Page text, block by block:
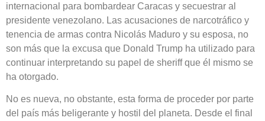
internacional para bombardear Caracas y secuestrar al
presidente venezolano. Las acusaciones de narcotráfico y
tenencia de armas contra Nicolás Maduro y su esposa, no
son más que la excusa que Donald Trump ha utilizado para
continuar interpretando su papel de sheriff que él mismo se
ha otorgado.
No es nueva, no obstante, esta forma de proceder por parte
del país más beligerante y hostil del planeta. Desde el final